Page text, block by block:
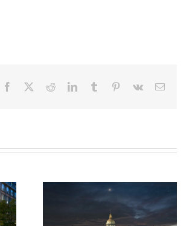
Facebook RedditLinkedInTumblr Pinterest
Vk Email